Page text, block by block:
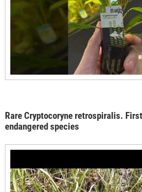
Rare Cryptocoryne retrospiralis.
endangered species